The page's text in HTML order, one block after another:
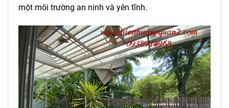
một môi trường an ninh và yên tĩnh.